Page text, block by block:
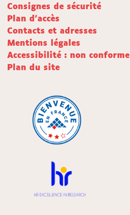
Consignes de sécurité
Plan d'accès
Contacts et adresses
Mentions légales
Accessibilité : non conforme
Plan du site